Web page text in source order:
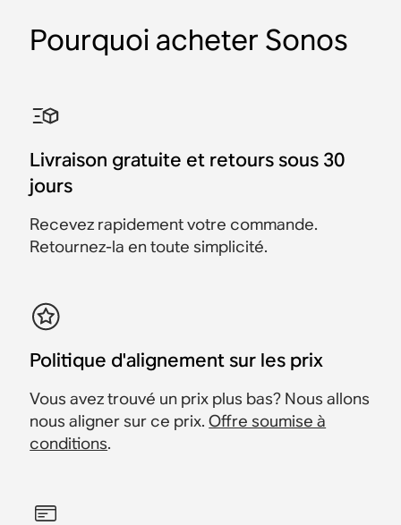
Sonos Era 300 (paire)
149 €
(paire)
299 €
(paire)
299 €
Sonos One (paire)
119 €
pour Sonos Amp
59,99 €
inclinable et pivotante
pour enceinte Sonos Era
Accessoires
Pourquoi acheter Sonos
Livraison gratuite et retours sous 30
jours
Recevez rapidement votre commande.
Retournez-la en toute simplicité.
Politique d'alignement sur les prix
Vous avez trouvé un prix plus bas? Nous allons
nous aligner sur ce prix.Offre soumise à
conditions.